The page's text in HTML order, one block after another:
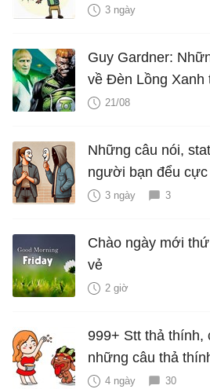
lần mà vẫn trôi chảy
3 ngày
Guy Gardner:
về Đèn Lồng Xanh
21/08
Những câu nói,
người bạn đểu
3 ngày 3
Chào ngày mới
vẻ
2 giờ
999+ Stt thả thính,
những câu thả
4 ngày 30